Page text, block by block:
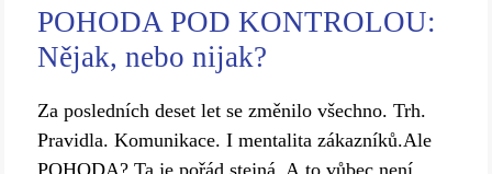
POHODA POD KONTROLOU:
Nějak, nebo nijak?
Za posledních deset let se změnilo všechno. Trh.
Pravidla. Komunikace. I mentalita zákazníků.Ale